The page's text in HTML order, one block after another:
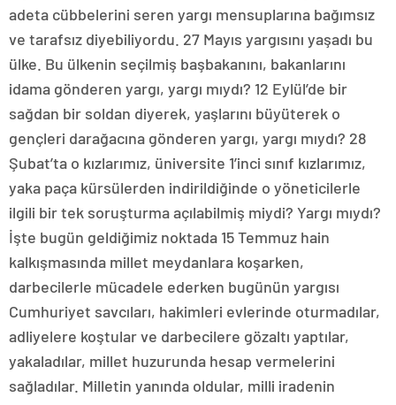
adeta cübbelerini seren yargı mensuplarına bağımsız
ve tarafsız diyebiliyordu. 27 Mayıs yargısını yaşadı bu
ülke. Bu ülkenin seçilmiş başbakanını, bakanlarını
idama gönderen yargı, yargı mıydı? 12 Eylül’de bir
sağdan bir soldan diyerek, yaşlarını büyüterek o
gençleri darağacına gönderen yargı, yargı mıydı? 28
Şubat’ta o kızlarımız, üniversite 1’inci sınıf kızlarımız,
yaka paça kürsülerden indirildiğinde o yöneticilerle
ilgili bir tek soruşturma açılabilmiş miydi? Yargı mıydı?
İşte bugün geldiğimiz noktada 15 Temmuz hain
kalkışmasında millet meydanlara koşarken,
darbecilerle mücadele ederken bugünün yargısı
Cumhuriyet savcıları, hakimleri evlerinde oturmadılar,
adliyelere koştular ve darbecilere gözaltı yaptılar,
yakaladılar, millet huzurunda hesap vermelerini
sağladılar. Milletin yanında oldular, milli iradenin